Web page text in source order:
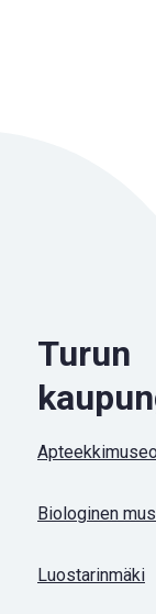
Turun
Biologinen
Luostarinmäki